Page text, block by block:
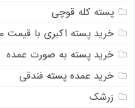
پسته کله قوچی
خرید پسته اکبری با قیمت
خرید پسته به صورت عمده
خرید عمده پسته فندقی
زرشک